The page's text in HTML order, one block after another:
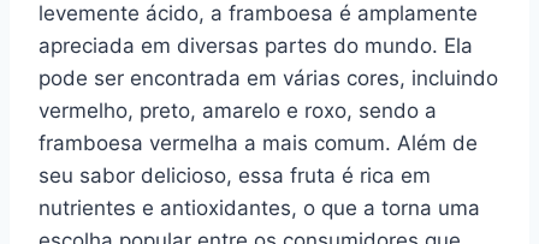
levemente ácido, a framboesa é amplamente
apreciada em diversas partes do mundo. Ela
pode ser encontrada em várias cores, incluindo
vermelho, preto, amarelo e roxo, sendo a
framboesa vermelha a mais comum. Além de
seu sabor delicioso, essa fruta é rica em
nutrientes e antioxidantes, o que a torna uma